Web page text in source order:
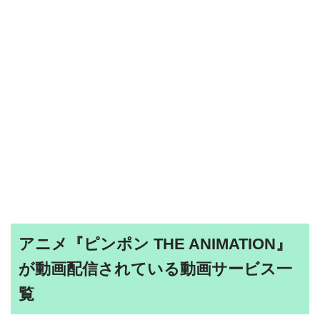
アニメ『ピンポン THE ANIMATION』
が動画配信されている動画サービス一
覧